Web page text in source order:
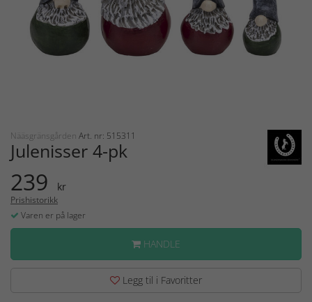
Nääsgränsgården Art. nr: 515311
Julenisser 4-pk
239 kr
Prishistorikk
Varen er på lager
HANDLE
Legg til i Favoritter